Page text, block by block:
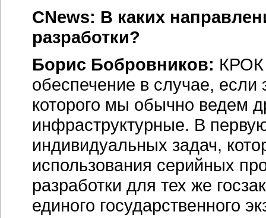
CNews: В каких
разработки?
Борис Бобровников: КРОК
обеспечение в случае, если
которого мы обычно ведем
инфраструктурные. В
индивидуальных задач,
использования серийных
разработки для тех же
единого государственного